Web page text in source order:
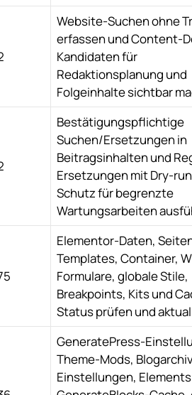
Website-Suchen ohne
erfassen und Content-
Kandidaten für
Redaktionsplanung und
Folgeinhalte sichtbar
Bestätigungspflichtige
Suchen/Ersetzungen in
Beitragsinhalten und
Ersetzungen mit Dry-
Schutz für begrenzte
Wartungsarbeiten
Elementor-Daten,
Templates, Container,
Formulare, globale Stile,
Breakpoints, Kits und
Status prüfen und
GeneratePress-
Theme-Mods,
Einstellungen,